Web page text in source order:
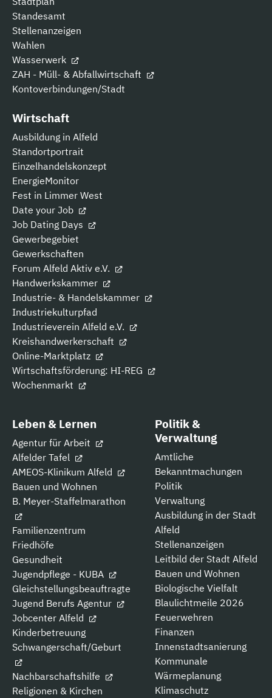
Standesamt
Stellenanzeigen
Wahlen
Wasserwerk
ZAH - Müll- & Abfallwirtschaft
Kontoverbindungen/Stadt
Wirtschaft
Ausbildung in Alfeld
Standortportrait
Einzelhandelskonzept
EnergieMonitor
Fest in Limmer West
Date your Job
Job Dating Days
Gewerbegebiet
Gewerkschaften
Forum Alfeld Aktiv e.V.
Handwerkskammer
Industrie- & Handelskammer
Industriekulturpfad
Industrieverein Alfeld e.V.
Kreishandwerkerschaft
Online-Marktplatz
Wirtschaftsförderung: HI-REG
Wochenmarkt
Leben & Lernen
Agentur für Arbeit
Alfelder Tafel
AMEOS-Klinikum Alfeld
Bauen und Wohnen
B. Meyer-Staffelmarathon
Familienzentrum
Friedhöfe
Gesundheit
Jugendpflege - KUBA
Gleichstellungsbeauftragte
Jugend Berufs Agentur
Jobcenter Alfeld
Kinderbetreuung
Schwangerschaft/Geburt
Nachbarschaftshilfe
Religionen & Kirchen
Politik &
Verwaltung
Amtliche
Bekanntmachungen
Politik
Verwaltung
Ausbildung in der Stadt
Alfeld
Stellenanzeigen
Leitbild der Stadt Alfeld
Bauen und Wohnen
Biologische Vielfalt
Blaulichtmeile 2026
Feuerwehren
Finanzen
Innenstadtsanierung
Kommunale
Wärmeplanung
Klimaschutz